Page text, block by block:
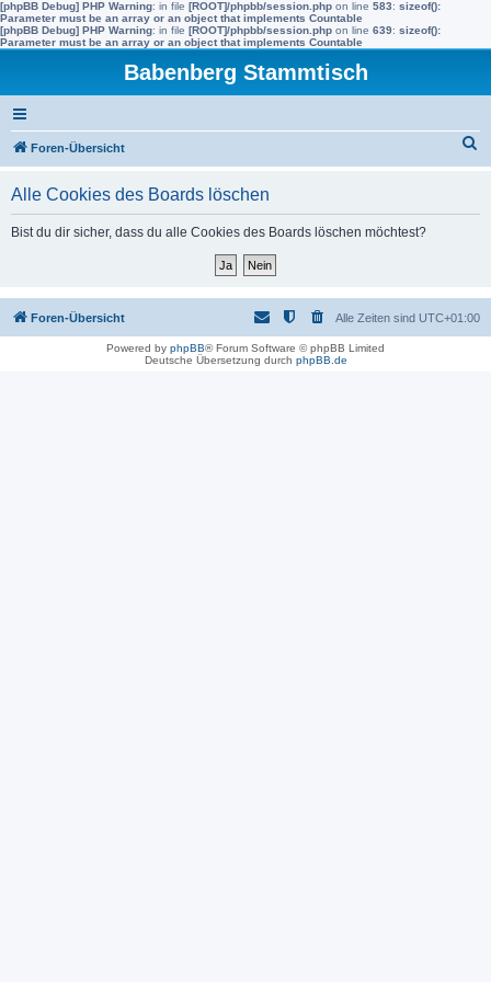
[phpBB Debug] PHP Warning: in file [ROOT]/phpbb/session.php on line 583: sizeof():
Parameter must be an array or an object that implements Countable
[phpBB Debug] PHP Warning: in file [ROOT]/phpbb/session.php on line 639: sizeof():
Parameter must be an array or an object that implements Countable
Babenberg Stammtisch
Foren-Übersicht
Alle Cookies des Boards löschen
Bist du dir sicher, dass du alle Cookies des Boards löschen möchtest?
Foren-Übersicht Alle Zeiten sind UTC+01:00
Powered by phpBB® Forum Software © phpBB Limited
Deutsche Übersetzung durch phpBB.de